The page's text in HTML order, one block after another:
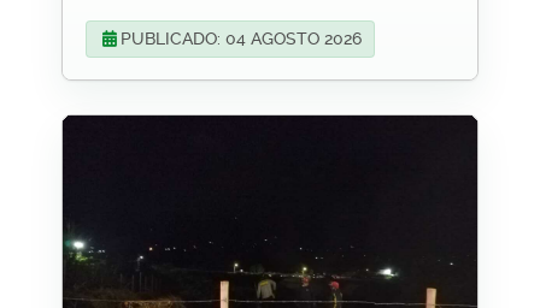
PUBLICADO: 04 AGOSTO 2026